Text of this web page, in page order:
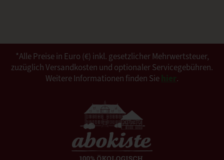
*Alle Preise in Euro (€) inkl. gesetzlicher Mehrwertsteuer,
zuzüglich Versandkosten und optionaler Servicegebühren.
Weitere Informationen finden Sie
.